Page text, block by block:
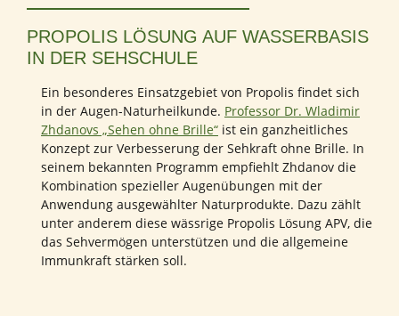
PROPOLIS LÖSUNG AUF WASSERBASIS
IN DER SEHSCHULE
Ein besonderes Einsatzgebiet von Propolis findet sich
in der Augen-Naturheilkunde. Professor Dr. Wladimir
Zhdanovs „Sehen ohne Brille“ ist ein ganzheitliches
Konzept zur Verbesserung der Sehkraft ohne Brille. In
seinem bekannten Programm empfiehlt Zhdanov die
Kombination spezieller Augenübungen mit der
Anwendung ausgewählter Naturprodukte. Dazu zählt
unter anderem diese wässrige Propolis Lösung APV, die
das Sehvermögen unterstützen und die allgemeine
Immunkraft stärken soll.